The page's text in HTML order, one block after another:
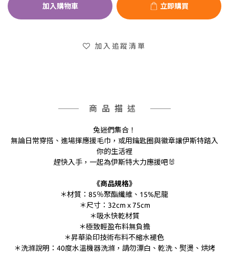
加入購物車 立即購買
加入追蹤清單
商品描述
兔迷們集合！
無論日常穿搭、進場揮應援毛巾，或用鑰匙圈與徽章讓伊斯特踏入
你的生活裡
趕快入手，一起為伊斯特大力應援吧🐰
《商品規格》
＊材質：85％聚酯纖維、15%尼龍
＊尺寸：32cm x 75cm
＊吸水快乾材質
＊極致輕盈布料無負擔
＊昇華染印技術布料不縮水褪色
＊洗滌說明：40度水溫機器洗滌，請勿漂白、乾洗、熨燙、烘烤